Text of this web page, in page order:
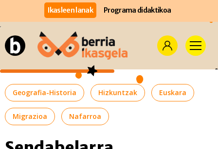
Ikasleen lanak Programa didaktikoa
Geografia-Historia Hizkuntzak Euskara
Migrazioa Nafarroa